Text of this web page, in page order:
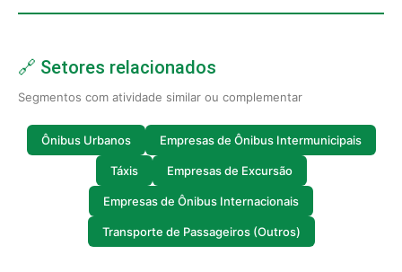
🔗 Setores relacionados
Segmentos com atividade similar ou complementar
Ônibus Urbanos Empresas de Ônibus Intermunicipais
Táxis Empresas de Excursão
Empresas de Ônibus Internacionais
Transporte de Passageiros (Outros)